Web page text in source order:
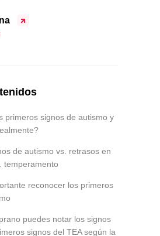
primeros signos de autismo y
de autismo vs. retrasos en
temperamento
reconocer los primeros
puedes notar los signos
signos del TEA según la